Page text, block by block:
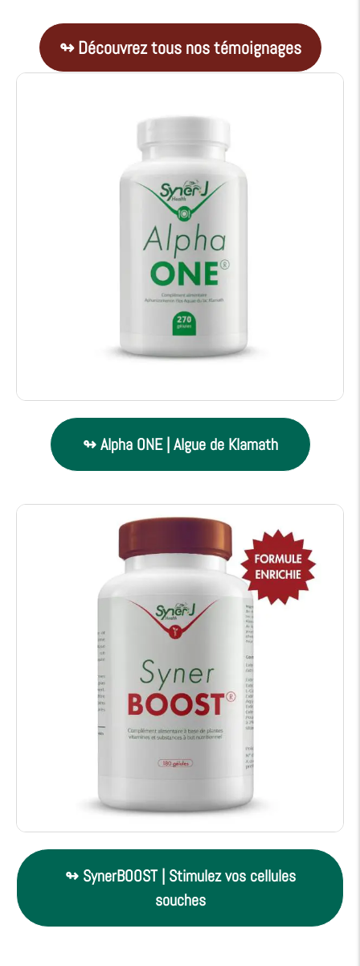
↬ Découvrez tous nos témoignages
↬ Alpha ONE | Algue de Klamath
↬ SynerBOOST | Stimulez vos cellules
souches